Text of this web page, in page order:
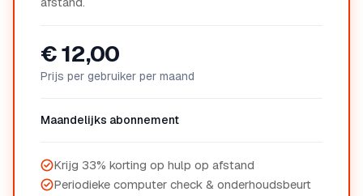
€ 12,00
Prijs per gebruiker per maand
Maandelijks abonnement
Krijg 33% korting op hulp op afstand
Periodieke computer check & onderhoudsbeurt